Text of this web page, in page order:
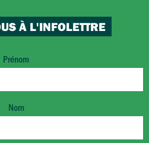
À L'INFOLETTRE
Prénom
Nom